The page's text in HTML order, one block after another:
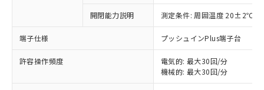
開閉能力説明 測定条件: 周囲温度 20±2℃、
端子仕様 プッシュインPlus端子台
許容操作頻度
電気的: 最大30回/分
機械的: 最大30回/分
以下の条件をお読みいただき、同意のうえ
ご利用ください。
本サービスは、当社制御機器事業取扱
商品の当社在庫状況および標準価格
対応予定なし：EU RoHS指令（10物質）の
非含有に非対応の商品で、対応品を出す予
定はありません。
調査・確認中：EU RoHS指令（10物質）の
非含有の対応状況を調査中または確認中の
非該当品：ライセンス料など無形物で、有
※1 中国RoHS○×表
「○」：最大均質材料含有率が中国RoHSの